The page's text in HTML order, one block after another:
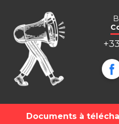
Documents à